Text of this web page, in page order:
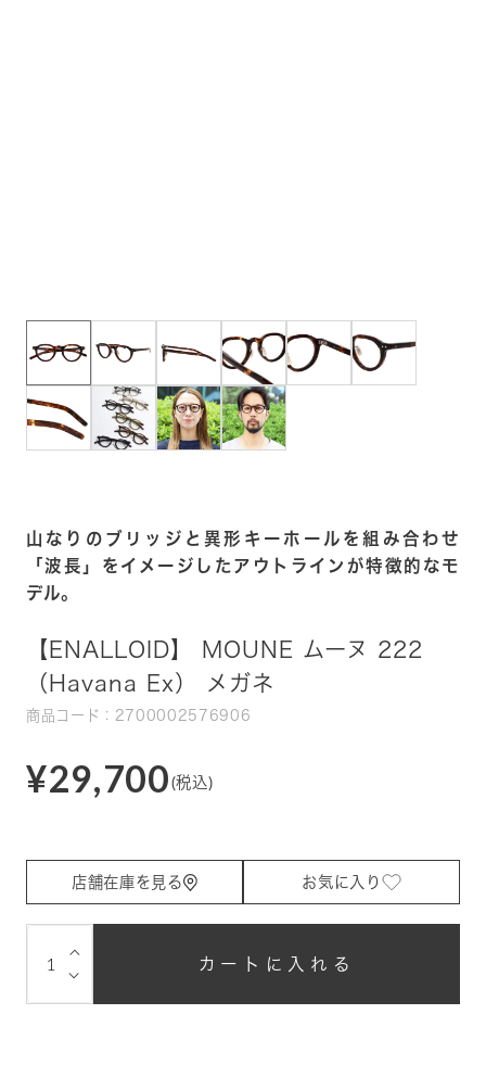
山なりのブリッジと異形キーホールを組み合わせ
「波長」をイメージしたアウトラインが特徴的なモ
デル。
【ENALLOID】 MOUNE ムーヌ 222
（Havana Ex） メガネ
商品コード：2700002576906
¥29,700 (税込)
店舗在庫を見る お気に入り
⌵
⌵ カートに入れる